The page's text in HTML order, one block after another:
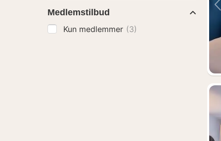
Medlemstilbud
Kun medlemmer (3)